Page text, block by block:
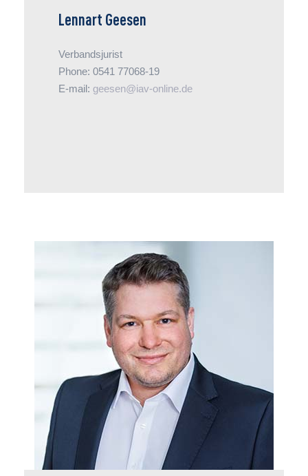
Lennart Geesen
Verbandsjurist
Phone: 0541 77068-19
E-mail: geesen@iav-online.de
Stefan Georg ist neben der allgemeinen
Rechtsberatung der richtige Fachmann, wenn
es um das Thema Altersteilzeit geht. Mit einem
ausgeprägten Händchen für EDV-Themen ist
der Jurist auch interner Ansprechpartner in
Sachen elektronische Datenverarbeitung,
Digitalisierung und Wissensmanagement.
Mitgliedsbetriebe schätzen seine Erfahrung in
Einigungsstellen und Haustarifverhandlungen.